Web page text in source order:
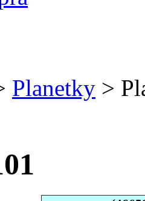
Planetky >